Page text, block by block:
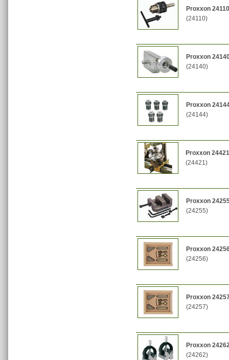
Proxxon
(24110)
Proxxon
(24140)
Proxxon
(24144)
Proxxon
(24421)
Proxxon
(24255)
Proxxon
(24256)
Proxxon
(24257)
Proxxon
(24262)